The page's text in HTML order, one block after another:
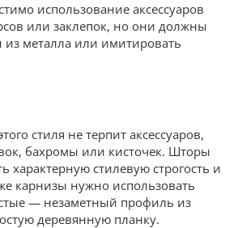
использование аксессуаров
или заклепок, но они должны
из металла или имитировать
стиля не терпит аксессуаров,
бахромы или кисточек. Шторы
стилевую строгость и
карнизы нужно использовать
— незаметный профиль из
деревянную планку.